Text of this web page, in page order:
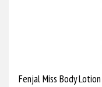
Fenjal Miss Body